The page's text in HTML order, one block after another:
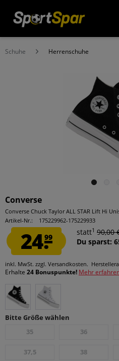
Schuhe Herrenschuhe
Converse
Converse Chuck Taylor ALL STAR Lift Hi
Artikel-Nr.:
175229962-175229933
24.99
statt1 90,00
Du sparst:
inkl. MwSt. zzgl. Versandkosten.
Erhalte 24 Bonuspunkte! Mehr
Bitte Größe wählen
35
36
37,5 38